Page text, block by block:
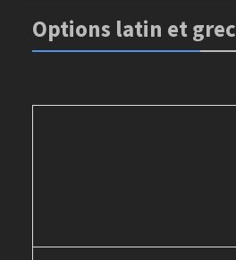
Options latin et grec